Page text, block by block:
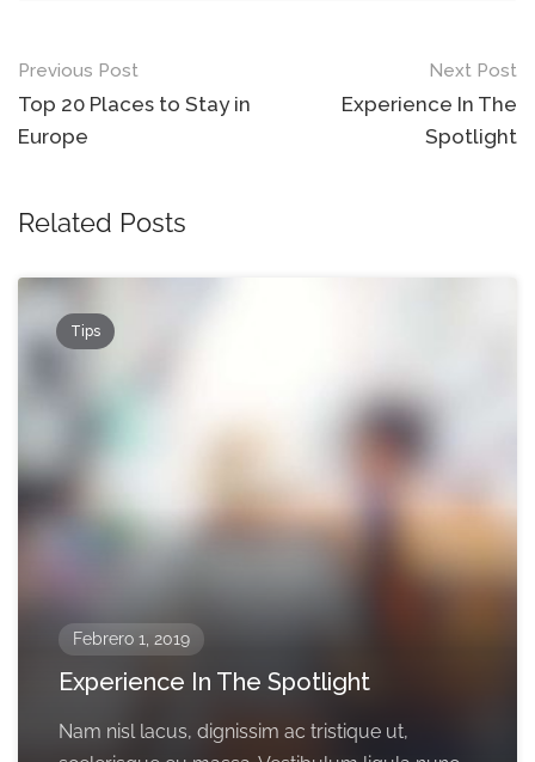
Post
navigation
Previous Post
Top 20 Places to Stay in
Europe
Next Post
Experience In The
Spotlight
Related Posts
Tips
Febrero 1, 2019
Experience In The Spotlight
Nam nisl lacus, dignissim ac tristique ut,